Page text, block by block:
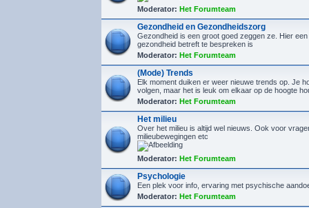
Moderator: Het Forumteam
Gezondheid en Gezondheidszorg
Gezondheid is een groot goed zeggen ze. Hier
gezondheid betreft te bespreken is
Moderator: Het Forumteam
(Mode) Trends
Elk moment duiken er weer nieuwe trends op. Je
volgen, maar het is leuk om elkaar op de hoogte
Moderator: Het Forumteam
Het milieu
Over het milieu is altijd wel nieuws. Ook voor
milieubewegingen etc
Moderator: Het Forumteam
Psychologie
Een plek voor info, ervaring met psychische
Moderator: Het Forumteam